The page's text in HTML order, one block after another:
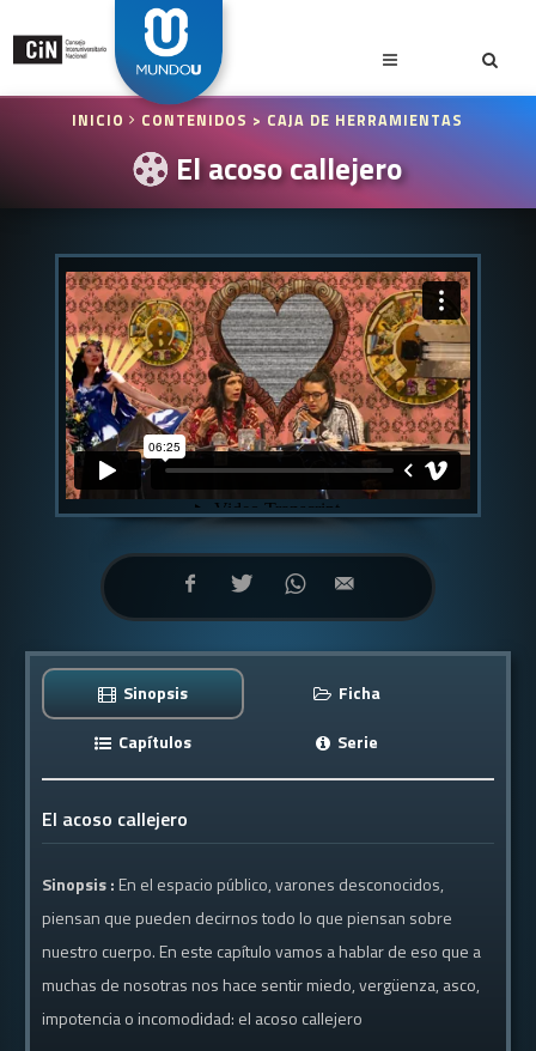
INICIO CONTENIDOS > CAJA DE HERRAMIENTAS
El acoso callejero
Sinopsis
Ficha
Capítulos
Serie
El acoso callejero
Sinopsis : En el espacio público, varones desconocidos,
piensan que pueden decirnos todo lo que piensan sobre
nuestro cuerpo. En este capítulo vamos a hablar de eso que a
muchas de nosotras nos hace sentir miedo, vergüenza, asco,
impotencia o incomodidad: el acoso callejero